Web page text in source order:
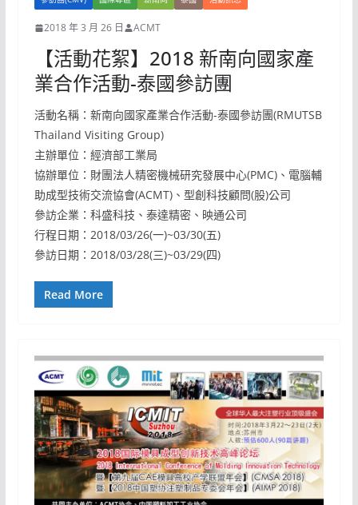
2018 年 3 月 26 日 ACMT
【活動花絮】2018 新南向國家產
業合作活動-泰國參訪團
活動名稱：新南向國家產業合作活動-泰國參訪團(RMUTSB
Thailand Visiting Group)
主辦單位：經濟部工業局
協辦單位：財團法人精密機械研究發展中心(PMC)、電腦輔
助成型技術交流協會(ACMT)、型創科技顧問(股)公司
參訪企業：科盛科技、泰達精密、映通公司
行程日期：2018/03/26(一)~03/30(五)
參訪日期：2018/03/28(三)~03/29(四)
Read More